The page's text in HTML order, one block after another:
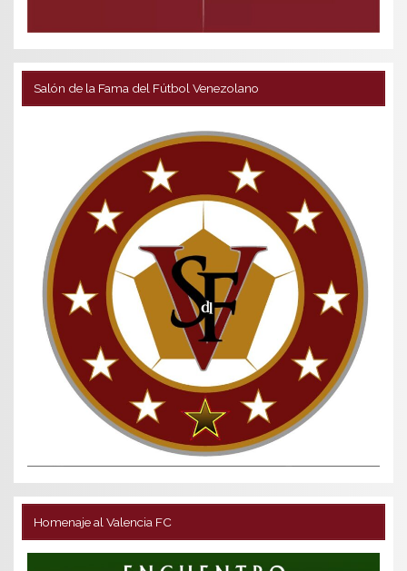
Salón de la Fama del Fútbol Venezolano
Homenaje al Valencia FC